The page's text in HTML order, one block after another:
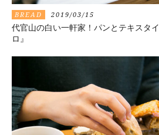
BREAD 2019/03/15
代官山の白い一軒家！パンとテキスタ
ロ』